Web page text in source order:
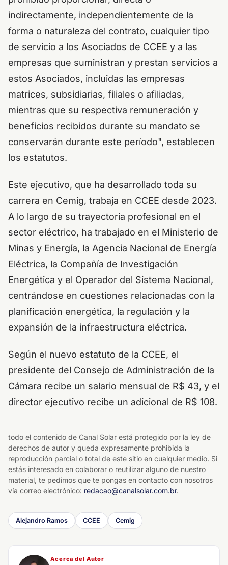
indirectamente, independientemente de la
forma o naturaleza del contrato, cualquier tipo
de servicio a los Asociados de CCEE y a las
empresas que suministran y prestan servicios a
estos Asociados, incluidas las empresas
matrices, subsidiarias, filiales o afiliadas,
mientras que su respectiva remuneración y
beneficios recibidos durante su mandato se
conservarán durante este período", establecen
los estatutos.
Este ejecutivo, que ha desarrollado toda su
carrera en Cemig, trabaja en CCEE desde 2023.
A lo largo de su trayectoria profesional en el
sector eléctrico, ha trabajado en el Ministerio de
Minas y Energía, la Agencia Nacional de Energía
Eléctrica, la Compañía de Investigación
Energética y el Operador del Sistema Nacional,
centrándose en cuestiones relacionadas con la
planificación energética, la regulación y la
expansión de la infraestructura eléctrica.
Según el nuevo estatuto de la CCEE, el
presidente del Consejo de Administración de la
Cámara recibe un salario mensual de R$ 43, y el
director ejecutivo recibe un adicional de R$ 108.
todo el contenido de Canal Solar está protegido por la ley de
derechos de autor y queda expresamente prohibida la
reproducción parcial o total de este sitio en cualquier medio. Si
estás interesado en colaborar o reutilizar alguno de nuestro
material, te pedimos que te pongas en contacto con nosotros
vía correo electrónico: redacao@canalsolar.com.br.
Alejandro Ramos CCEE Cemig
Acerca del Autor